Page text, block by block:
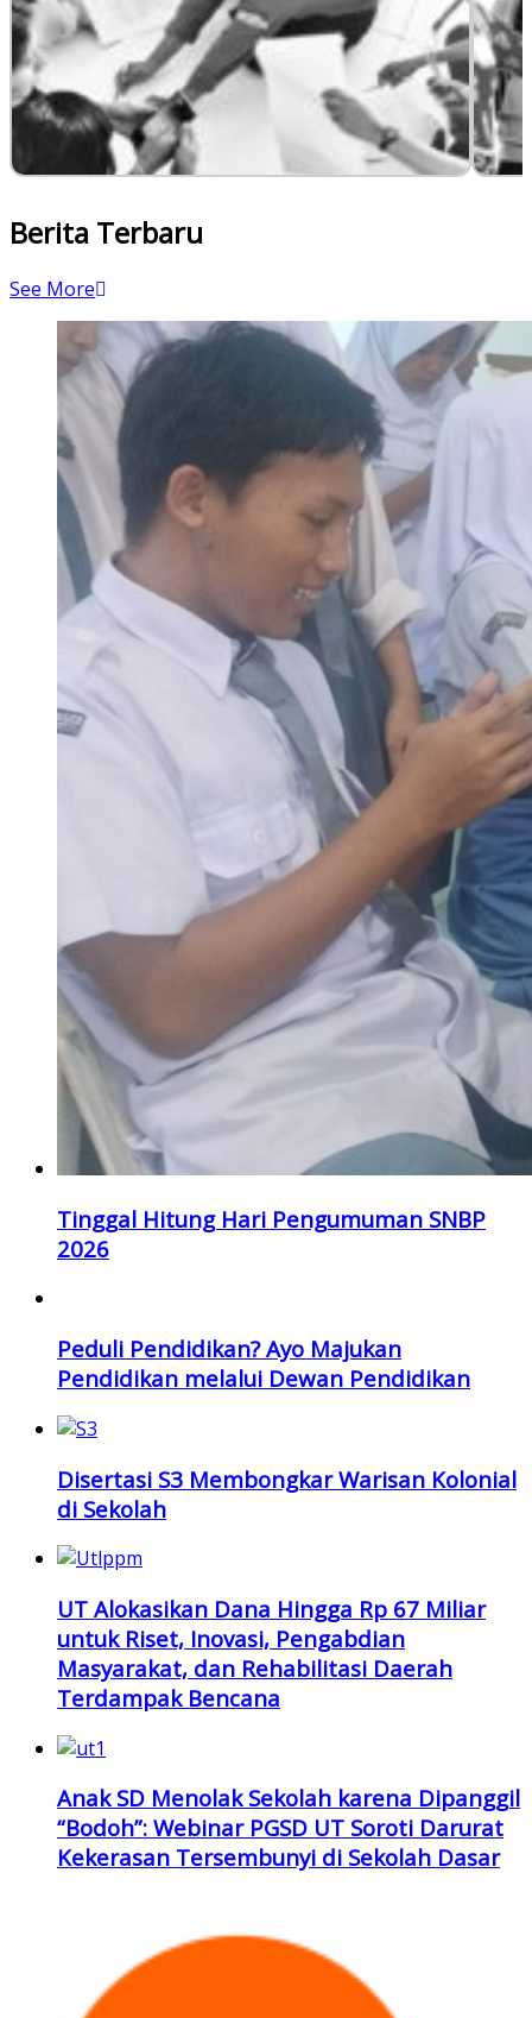
Berita Terbaru
See More
Tinggal Hitung Hari Pengumuman SNBP
2026
Peduli Pendidikan? Ayo Majukan
Pendidikan melalui Dewan Pendidikan
Disertasi S3 Membongkar Warisan Kolonial
di Sekolah
UT Alokasikan Dana Hingga Rp 67 Miliar
untuk Riset, Inovasi, Pengabdian
Masyarakat, dan Rehabilitasi Daerah
Terdampak Bencana
Anak SD Menolak Sekolah karena Dipanggil
“Bodoh”: Webinar PGSD UT Soroti Darurat
Kekerasan Tersembunyi di Sekolah Dasar